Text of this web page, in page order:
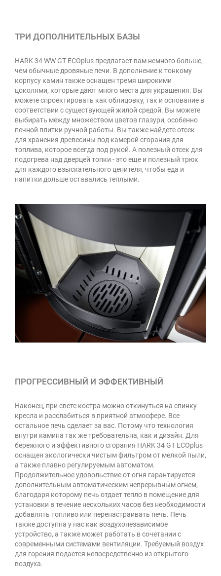
ТРИ ДОПОЛНИТЕЛЬНЫХ БАЗЫ
HARK 34 WW GT ECOplus предлагает вам немного больше,
чем обычные дровяные печи. В дополнение к тонкому
корпусу камин также оснащен тремя широкими
цоколями, которые дают много места для украшения. Вы
можете спроектировать как облицовку, так и основание в
соответствии с существующей жилой средой. Вы можете
выбирать между множеством цветов глазури, особенно
печной плитки ручной работы. Вы также найдете отсек
для хранения древесины под камерой сгорания для
топлива, которое всегда под рукой. А полезный отсек для
подогрева над дверцей топки - это еще и полезный трюк
для каждого взыскательного ценителя, чтобы еда и
напитки дольше оставались теплыми.
ПРОГРЕССИВНЫЙ И ЭФФЕКТИВНЫЙ
Наконец, при свете костра можно откинуться на спинку
кресла и расслабиться в приятной атмосфере. Все
остальное печь сделает за вас. Потому что технология
внутри камина так же требовательна, как и дизайн. Для
бережного и эффективного сгорания HARK 34 GT ECOplus
оснащен экологически чистым фильтром от мелкой пыли,
а также плавно регулируемым автоматом.
Продолжительное удовольствие от огня гарантируется
дополнительным автоматическим непрерывным огнем,
благодаря которому печь отдает тепло в помещение для
установки в течение нескольких часов без необходимости
добавлять топливо или перенастраивать печь. Печь
также доступна у нас как воздухонезависимое
устройство, а также может работать в сочетании с
современными системами вентиляции. Требуемый воздух
для горения подается непосредственно из открытого
воздуха.